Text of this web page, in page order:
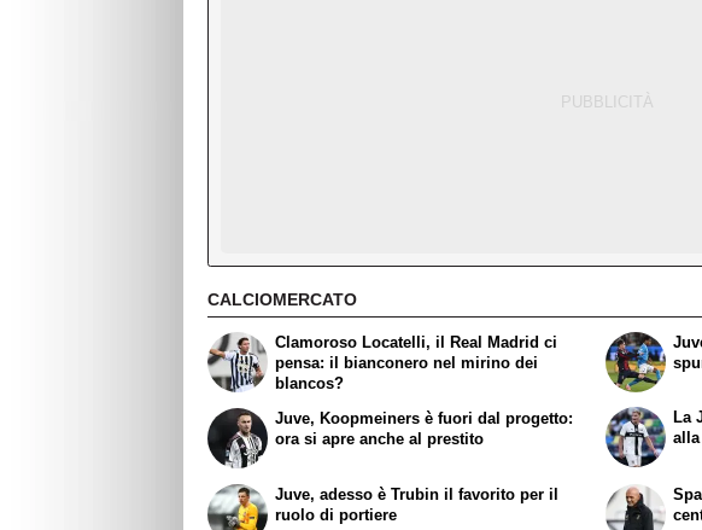
CALCIOMERCATO
Clamoroso Locatelli, il Real Madrid ci
pensa: il bianconero nel mirino dei
blancos?
Juve, Koopmeiners è fuori dal progetto:
ora si apre anche al prestito
La
Juve, adesso è Trubin il favorito per il
ruolo di portiere